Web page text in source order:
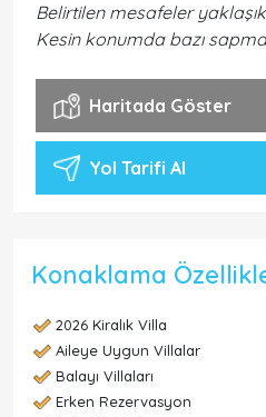
Belirtilen mesafeler
Kesin konumda bazı
Haritada Göster
Yol Tarifi Al
Konaklama
2026 Kiralık Villa
Aileye Uygun Villalar
Balayı Villaları
Erken Rezervasyon